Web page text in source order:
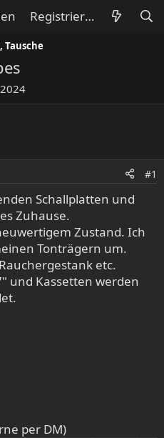
Registrieren
Tausche
#1
Schallplatten und
Zuhause.
Zustand. Ich
Tonträgern um.
etc.
und Kassetten werden
per DM)